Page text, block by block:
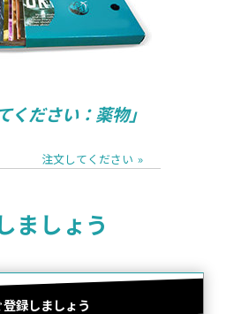
ドしてください
ください：薬物」
注文してください
ましょう
録しましょう